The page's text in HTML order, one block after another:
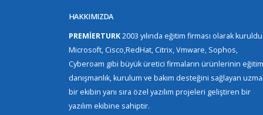
HAKKIMIZDA
PREMİERTURK2003 yılında eğitim firması olarak
Microsoft, Cisco,RedHat, Citrix, Vmware, Sophos,
Cyberoam gibi büyük üretici firmaların ürünlerinin
danışmanlık, kurulum ve bakım desteğini sağlayan
bir ekibin yanı sıra özel yazılım projeleri geliştiren bir
yazılım ekibine sahiptir.